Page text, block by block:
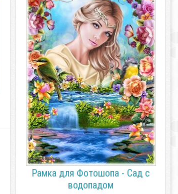
Рамка для Фотошопа - Сад с
водопадом